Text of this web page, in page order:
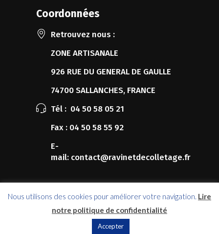
Coordonnées
Retrouvez nous :
ZONE ARTISANALE
926 RUE DU GENERAL DE GAULLE
74700 SALLANCHES, FRANCE
Tél : 04 50 58 05 21
Fax : 04 50 58 55 92
E-
mail: contact@ravinetdecolletage.fr
Copyrights 2017 © Ravinet Décolletage
Nous utilisons des cookies pour améliorer votre navigation. Lire
notre politique de confidentialité
Accepter